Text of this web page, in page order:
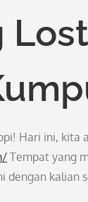
Hari ini, kita
Tempat yang
dengan kalian